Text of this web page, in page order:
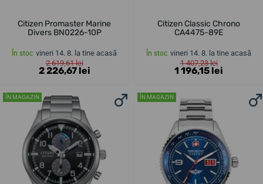
Citizen Promaster Marine
Divers BN0226-10P
În stoc vineri 14. 8. la tine acasă
2 619,61 lei
2 226,67 lei
Citizen Classic Chrono
CA4475-89E
În stoc vineri 14. 8. la tine acasă
1 407,23 lei
1 196,15 lei
ÎN MAGAZIN ÎN MAGAZIN